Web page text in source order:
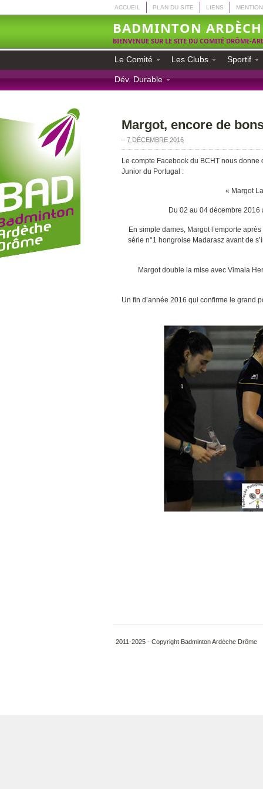
ACCUEIL PLAN DU SITE LIENS
BADMINTON
BIENVENUE SUR LE SITE DU COMITÉ DRÔME-
Le Comité Les Clubs Sportif
Dév. Durable
Margot, encore de
– 7 DÉCEMBRE 2016
Le compte Facebook du BCHT nous
Junior du Portugal :
« Margot
Du 02 au 04 décembre
En simple dames, Margot l’emporte
série n°1 hongroise Madarasz avant de
Margot double la mise avec Vimala
Un fin d’année 2016 qui confirme le grand
2011-2025 - Copyright Badminton Ardèche Drôme